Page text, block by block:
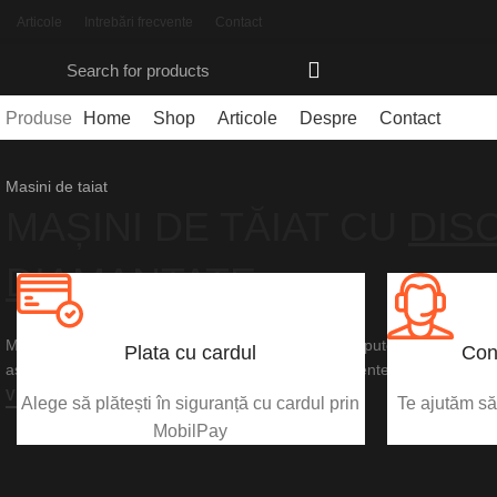
Articole Intrebări frecvente Contact
Produse Home Shop Articole Despre Contact
Masini de taiat
DIAMANTATE
Mașina de tăiat de mare putere pe acumulator are puterea și
așteptați de la mașinile de tăiat pe benzină echivalente.
VEZI PRODUSUL
Plata cu cardul
Alege să plătești în siguranță cu cardul prin
MobilPay
Te ajutăm